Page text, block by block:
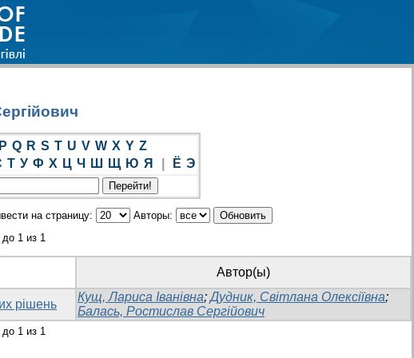
P Q R S T U V W X Y Z
Т У Ф Х Ц Ч Ш Щ Ю Я Ё Э
на страницу:
Авторы:
1 из 1
Автор(ы)
рішень
Кущ, Лариса Іванівна;Дудник, Світлана Олексіївна;
Балась, Ростислав Сергійович
1 из 1